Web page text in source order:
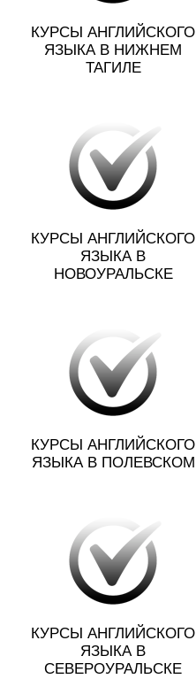
КУРСЫ АНГЛИЙСКОГО
ЯЗЫКА В НИЖНЕМ
ТАГИЛЕ
КУРСЫ АНГЛИЙСКОГО
ЯЗЫКА В
НОВОУРАЛЬСКЕ
КУРСЫ АНГЛИЙСКОГО
ЯЗЫКА В ПОЛЕВСКОМ
КУРСЫ АНГЛИЙСКОГО
ЯЗЫКА В
СЕВЕРОУРАЛЬСКЕ